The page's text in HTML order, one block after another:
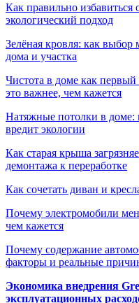
Как правильно избавиться
экологический подход
Зелёная кровля: как выбор
дома и участка
Чистота в доме как
это важнее, чем кажется
Натяжные потолки в доме:
вредит экологии
Как старая крыша
демонтажа к переработке
Как сочетать диван и
Почему электромобили
чем кажется
Почему содержание
факторы и реальные
Экономика внедрения
эксплуатационных